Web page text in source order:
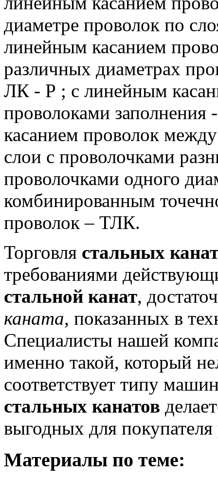
диаметре проволок по
линейным касанием
различных диаметрах
ЛК - Р ; с линейным
проволоками
касанием проволок
слои с проволочками
проволочками одного
комбинированным
проволок – ТЛК.
Торговля стальных
требованиями
стальной канат,
каната, показанных в
Специалисты нашей
именно такой, который
соответствует типу
стальных канатов
выгодных для покупателя
Материалы по теме: